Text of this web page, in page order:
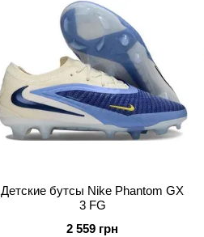
Детские бутсы Nike Phantom GX
3 FG
2 559 грн